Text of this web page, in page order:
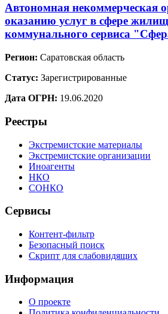
Автономная некоммерческая
оказанию услуг в сфере
коммунального сервиса
Регион: Саратовская область
Статус: Зарегистрированные
Дата ОГРН: 19.06.2020
Реестры
Экстремистские материалы
Экстремистские организации
Иноагенты
НКО
СОНКО
Сервисы
Контент-фильтр
Безопасный поиск
Скрипт для слабовидящих
Информация
О проекте